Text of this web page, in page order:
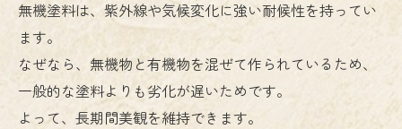
無機塗料は、紫外線や気候変化に強い耐候性を持ってい
ます。
なぜなら、無機物と有機物を混ぜて作られているため、
一般的な塗料よりも劣化が遅いためです。
よって、長期間美観を維持できます。